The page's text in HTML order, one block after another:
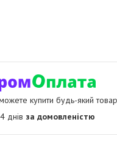
купити будь-який
днів за домовленістю